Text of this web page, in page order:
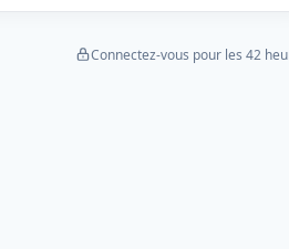
Connectez-vous pour les 42